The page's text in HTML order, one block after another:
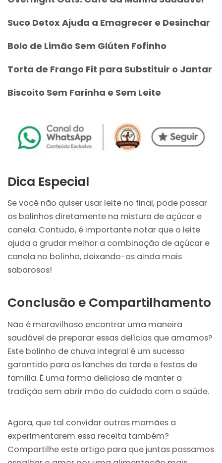
Suco Detox Ajuda a Emagrecer e Desinchar
Bolo de Limão Sem Glúten Fofinho
Torta de Frango Fit para Substituir o Jantar
Biscoito Sem Farinha e Sem Leite
Dica Especial
Se você não quiser usar leite no final, pode passar
os bolinhos diretamente na mistura de açúcar e
canela. Contudo, é importante notar que o leite
ajuda a grudar melhor a combinação de açúcar e
canela no bolinho, deixando-os ainda mais
saborosos!
Conclusão e Compartilhamento
Não é maravilhoso encontrar uma maneira
saudável de preparar essas delícias que amamos?
Este bolinho de chuva integral é um sucesso
garantido para os lanches da tarde e festas de
família. É uma forma deliciosa de manter a
tradição sem abrir mão do cuidado com a saúde.
Agora, que tal convidar outras mamães a
experimentarem essa receita também?
Compartilhe este artigo para que juntas possamos